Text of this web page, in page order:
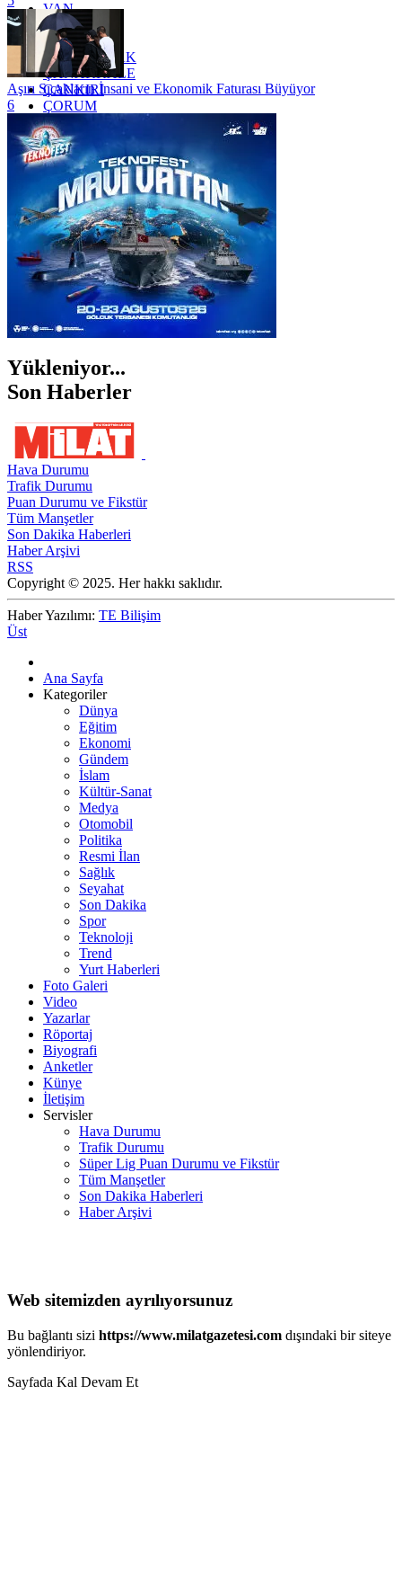
VAN
YALOVA
YOZGAT
ZONGULDAK
ÇANAKKALE
ÇANKIRI
ÇORUM
İSTANBUL
İZMİR
ŞANLIURFA
ŞIRNAK
Aşırı Sıcakların İnsani ve Ekonomik Faturası Büyüyor
6
Yükleniyor...
Son Haberler
Hava Durumu
Trafik Durumu
Puan Durumu ve Fikstür
Tüm Manşetler
Son Dakika Haberleri
Haber Arşivi
RSS
Copyright © 2025. Her hakkı saklıdır.
Haber Yazılımı: TE Bilişim
Üst
Ana Sayfa
Kategoriler
Dünya
Eğitim
Ekonomi
Gündem
İslam
Kültür-Sanat
Medya
Otomobil
Politika
Resmi İlan
Sağlık
Seyahat
Son Dakika
Spor
Teknoloji
Trend
Yurt Haberleri
Foto Galeri
Video
Yazarlar
Röportaj
Biyografi
Anketler
Künye
İletişim
Servisler
Hava Durumu
Trafik Durumu
Süper Lig Puan Durumu ve Fikstür
Tüm Manşetler
Son Dakika Haberleri
Haber Arşivi
Web sitemizden ayrılıyorsunuz
Bu bağlantı sizi https://www.milatgazetesi.com dışındaki bir siteye
yönlendiriyor.
Sayfada Kal Devam Et